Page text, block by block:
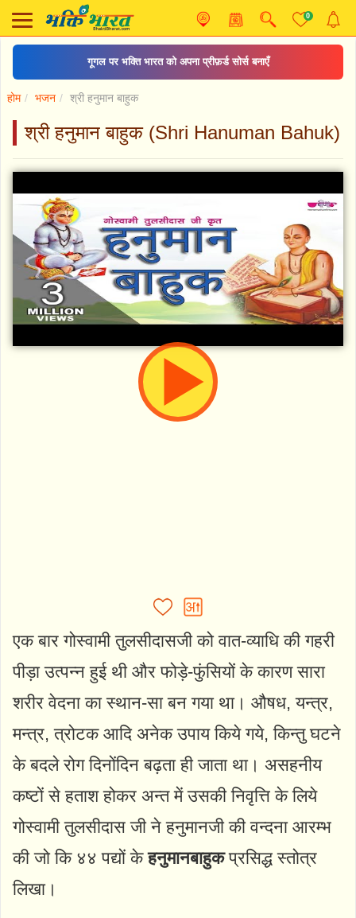
0
हनुमान चालीसा
होम भजन श्री हनुमान बाहुक
श्री हनुमान बाहुक (Shri Hanuman Bahuk)
एक बार गोस्वामी तुलसीदासजी को वात-व्याधि की गहरी
पीड़ा उत्पन्न हुई थी और फोड़े-फुंसियों के कारण सारा
शरीर वेदना का स्थान-सा बन गया था। औषध, यन्त्र,
मन्त्र, त्रोटक आदि अनेक उपाय किये गये, किन्तु घटने
के बदले रोग दिनोंदिन बढ़ता ही जाता था। असहनीय
कष्टों से हताश होकर अन्त में उसकी निवृत्ति के लिये
गोस्वामी तुलसीदास जी ने हनुमानजी की वन्दना आरम्भ
की जो कि ४४ पद्यों केहनुमानबाहुकप्रसिद्ध स्तोत्र
लिखा।